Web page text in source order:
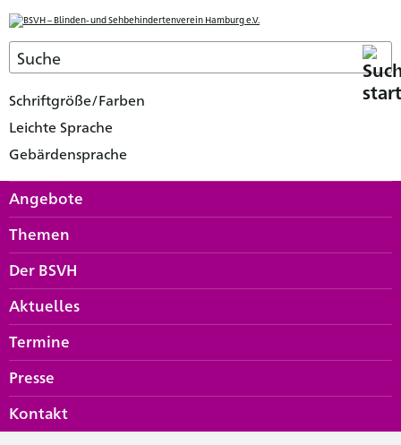
Schriftgröße/Farben
Leichte Sprache
Gebärdensprache
Angebote
Themen
Der BSVH
Aktuelles
Termine
Presse
Kontakt